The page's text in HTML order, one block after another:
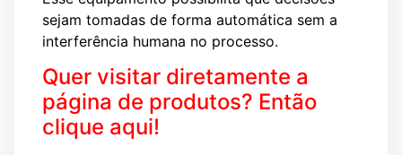
sejam tomadas de forma automática sem a
interferência humana no processo.
Quer visitar diretamente a
página de produtos? Então
clique aqui!